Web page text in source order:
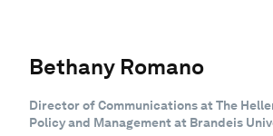
Bethany Romano
Director of Communications at The
Policy and Management at Brandeis